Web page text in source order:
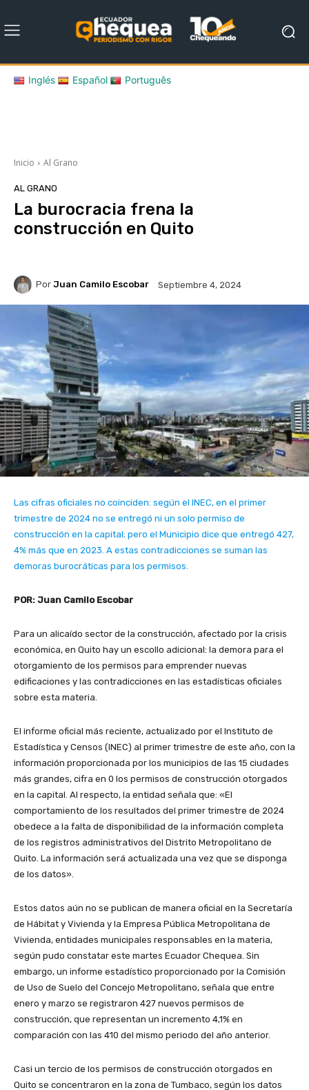
Inglés Español Português
Inicio Al Grano
AL GRANO
La burocracia frena la
construcción en Quito
Por Juan Camilo Escobar Septiembre 4, 2024
Las cifras oficiales no coinciden: según el INEC, en el primer
trimestre de 2024 no se entregó ni un solo permiso de
construcción en la capital; pero el Municipio dice que entregó 427,
4% más que en 2023. A estas contradicciones se suman las
demoras burocráticas para los permisos.
POR: Juan Camilo Escobar
Para un alicaído sector de la construcción, afectado por la crisis
económica, en Quito hay un escollo adicional: la demora para el
otorgamiento de los permisos para emprender nuevas
edificaciones y las contradicciones en las estadísticas oficiales
sobre esta materia.
El informe oficial más reciente, actualizado por el Instituto de
Estadística y Censos (INEC) al primer trimestre de este año, con la
información proporcionada por los municipios de las 15 ciudades
más grandes, cifra en 0 los permisos de construcción otorgados
en la capital. Al respecto, la entidad señala que: «El
comportamiento de los resultados del primer trimestre de 2024
obedece a la falta de disponibilidad de la información completa
de los registros administrativos del Distrito Metropolitano de
Quito. La información será actualizada una vez que se disponga
de los datos».
Estos datos aún no se publican de manera oficial en la Secretaría
de Hábitat y Vivienda y la Empresa Pública Metropolitana de
Vivienda, entidades municipales responsables en la materia,
según pudo constatar este martes Ecuador Chequea. Sin
embargo, un informe estadístico proporcionado por la Comisión
de Uso de Suelo del Concejo Metropolitano, señala que entre
enero y marzo se registraron 427 nuevos permisos de
construcción, que representan un incremento 4,1% en
comparación con las 410 del mismo periodo del año anterior.
Casi un tercio de los permisos de construcción otorgados en
Quito se concentraron en la zona de Tumbaco, según los datos